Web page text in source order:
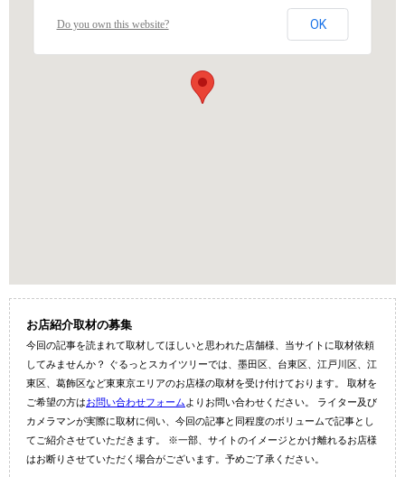
Do you own this website? OK
お店紹介取材の募集
今回の記事を読まれて取材してほしいと思われた店舗様、当サイトに取材依頼
してみませんか？ ぐるっとスカイツリーでは、墨田区、台東区、江戸川区、江
東区、葛飾区など東東京エリアのお店様の取材を受け付けております。 取材を
ご希望の方はお問い合わせフォーム よりお問い合わせください。 ライター及び
カメラマンが実際に取材に伺い、今回の記事と同程度のボリュームで記事とし
てご紹介させていただきます。 ※一部、サイトのイメージとかけ離れるお店様
はお断りさせていただく場合がございます。予めご了承ください。